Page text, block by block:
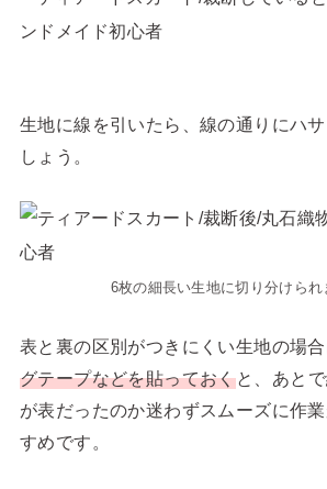
生地に線を引いたら、線の通りにハ
しょう。
6枚の細長い生地に切り分けられ
表と裏の区別がつきにくい生地の場合
グテープなどを貼っておくと、あと
が表だったのか迷わずスムーズに作
すめです。